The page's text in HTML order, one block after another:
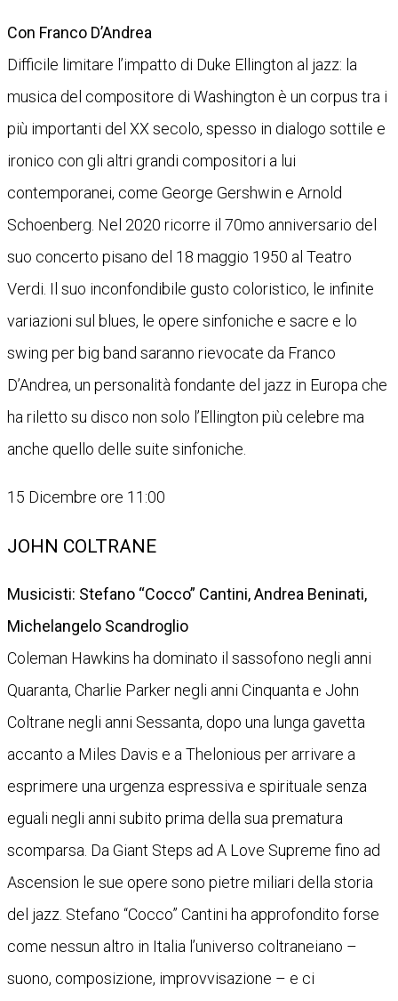
Con Franco D’Andrea
Difficile limitare l’impatto di Duke Ellington al jazz: la
musica del compositore di Washington è un corpus tra i
più importanti del XX secolo, spesso in dialogo sottile e
ironico con gli altri grandi compositori a lui
contemporanei, come George Gershwin e Arnold
Schoenberg. Nel 2020 ricorre il 70mo anniversario del
suo concerto pisano del 18 maggio 1950 al Teatro
Verdi. Il suo inconfondibile gusto coloristico, le infinite
variazioni sul blues, le opere sinfoniche e sacre e lo
swing per big band saranno rievocate da Franco
D’Andrea, un personalità fondante del jazz in Europa che
ha riletto su disco non solo l’Ellington più celebre ma
anche quello delle suite sinfoniche.
15 Dicembre ore 11:00
JOHN COLTRANE
Musicisti: Stefano “Cocco” Cantini, Andrea Beninati,
Michelangelo Scandroglio
Coleman Hawkins ha dominato il sassofono negli anni
Quaranta, Charlie Parker negli anni Cinquanta e John
Coltrane negli anni Sessanta, dopo una lunga gavetta
accanto a Miles Davis e a Thelonious per arrivare a
esprimere una urgenza espressiva e spirituale senza
eguali negli anni subito prima della sua prematura
scomparsa. Da Giant Steps ad A Love Supreme fino ad
Ascension le sue opere sono pietre miliari della storia
del jazz. Stefano “Cocco” Cantini ha approfondito forse
come nessun altro in Italia l’universo coltraneiano –
suono, composizione, improvvisazione – e ci